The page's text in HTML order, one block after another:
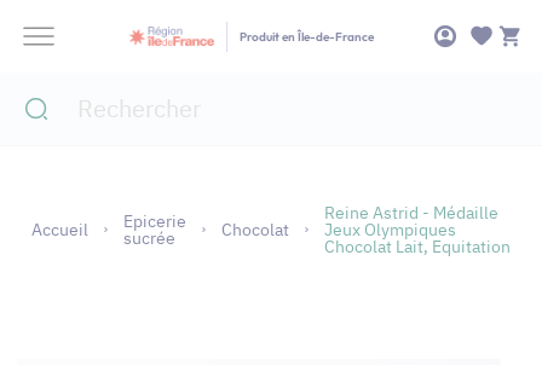
Produit en Île-de-France
Accueil Epicerie
sucrée Chocolat
Reine Astrid - Médaille
Jeux Olympiques
Chocolat Lait, Equitation